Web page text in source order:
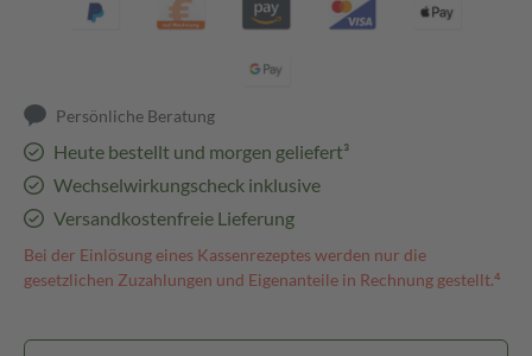
Persönliche Beratung
Heute bestellt und morgen geliefert³
Wechselwirkungscheck inklusive
Versandkostenfreie Lieferung
Bei der Einlösung eines Kassenrezeptes werden nur die
gesetzlichen Zuzahlungen und Eigenanteile in Rechnung gestellt.⁴